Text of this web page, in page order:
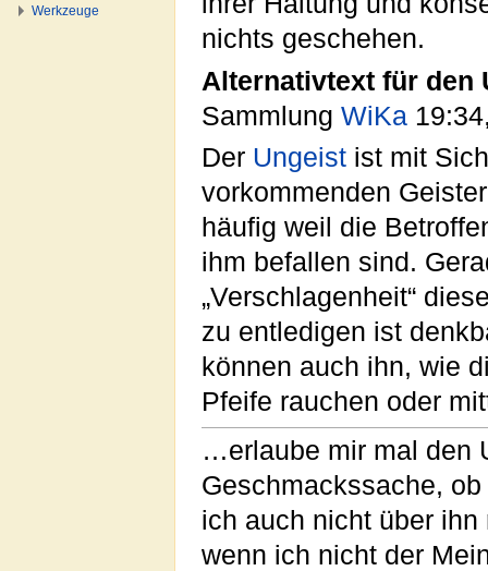
nichts geschehen.
Alternativtext für den
Sammlung WiKa
Der Ungeist ist mit
vorkommenden
häufig weil die
ihm befallen sind.
„Verschlagenheit“
zu entledigen ist
können auch ihn, wie
Pfeife rauchen oder
…erlaube mir mal den
Geschmackssache,
ich auch nicht über
wenn ich nicht der
Werkzeuge